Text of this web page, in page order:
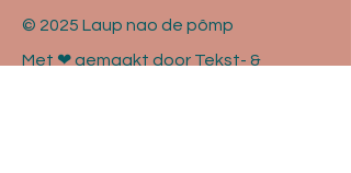
© 2025 Laup nao de pômp
Met ❤ gemaakt door Tekst- &